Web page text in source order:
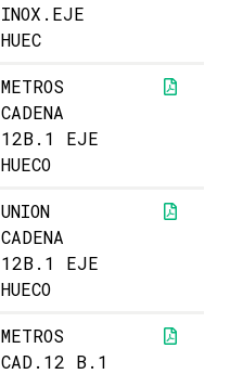
INOX.EJE
HUEC
METROS
CADENA
12B.1 EJE
HUECO
UNION
CADENA
12B.1 EJE
HUECO
METROS
CAD.12 B.1